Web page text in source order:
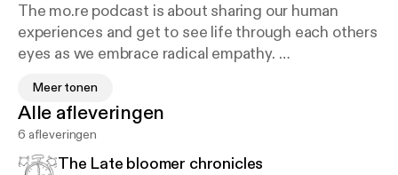
The mo.re podcast is about sharing our human
experiences and get to see life through each others
eyes as we embrace radical empathy.
Here, we go deep to understand why we respond
the way we do and how can we re-express our
beliefs' and see how all our stories bring us together
as we seek a mo.re meaningful journey in life.
Meer tonen
Alle afleveringen
6 afleveringen
The Late bloomer chronicles